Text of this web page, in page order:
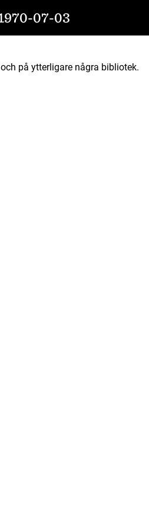
07-03
på ytterligare några bibliotek.